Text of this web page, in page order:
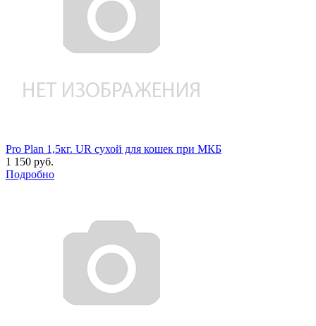
Pro Plan 1,5кг. UR сухой для кошек при МКБ
1 150 руб.
Подробно